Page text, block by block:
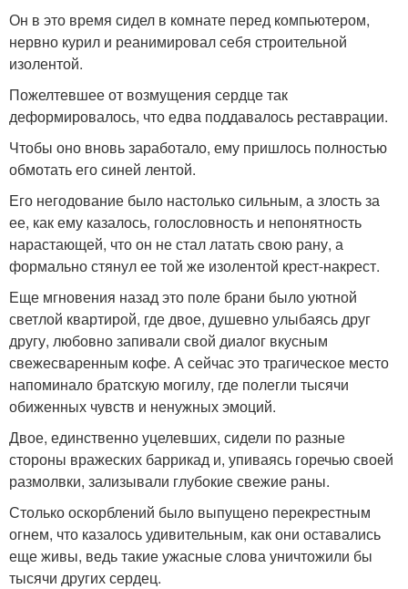
Он в это время сидел в комнате перед компьютером,
нервно курил и реанимировал себя строительной
изолентой.
Пожелтевшее от возмущения сердце так
деформировалось, что едва поддавалось реставрации.
Чтобы оно вновь заработало, ему пришлось полностью
обмотать его синей лентой.
Его негодование было настолько сильным, а злость за
ее, как ему казалось, голословность и непонятность
нарастающей, что он не стал латать свою рану, а
формально стянул ее той же изолентой крест-накрест.
Еще мгновения назад это поле брани было уютной
светлой квартирой, где двое, душевно улыбаясь друг
другу, любовно запивали свой диалог вкусным
свежесваренным кофе. А сейчас это трагическое место
напоминало братскую могилу, где полегли тысячи
обиженных чувств и ненужных эмоций.
Двое, единственно уцелевших, сидели по разные
стороны вражеских баррикад и, упиваясь горечью своей
размолвки, зализывали глубокие свежие раны.
Столько оскорблений было выпущено перекрестным
огнем, что казалось удивительным, как они оставались
еще живы, ведь такие ужасные слова уничтожили бы
тысячи других сердец.